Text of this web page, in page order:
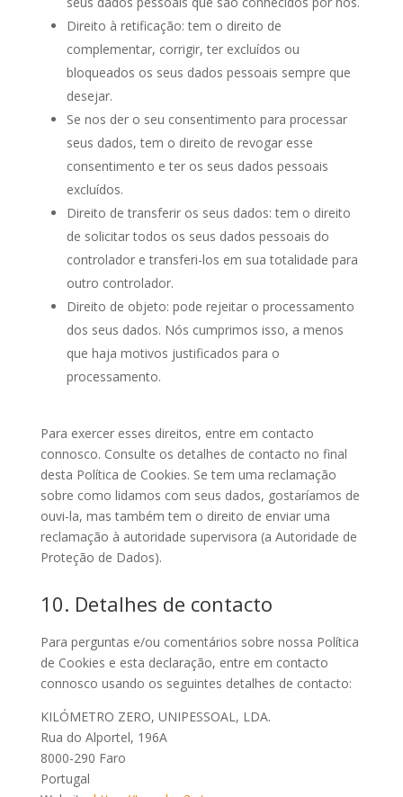
Direito à retificação: tem o direito de
complementar, corrigir, ter excluídos ou
bloqueados os seus dados pessoais sempre que
desejar.
Se nos der o seu consentimento para processar
seus dados, tem o direito de revogar esse
consentimento e ter os seus dados pessoais
excluídos.
Direito de transferir os seus dados: tem o direito
de solicitar todos os seus dados pessoais do
controlador e transferi-los em sua totalidade para
outro controlador.
Direito de objeto: pode rejeitar o processamento
dos seus dados. Nós cumprimos isso, a menos
que haja motivos justificados para o
processamento.
Para exercer esses direitos, entre em contacto
connosco. Consulte os detalhes de contacto no final
desta Política de Cookies. Se tem uma reclamação
sobre como lidamos com seus dados, gostaríamos de
ouvi-la, mas também tem o direito de enviar uma
reclamação à autoridade supervisora (a Autoridade de
Proteção de Dados).
10. Detalhes de contacto
Para perguntas e/ou comentários sobre nossa Política
de Cookies e esta declaração, entre em contacto
connosco usando os seguintes detalhes de contacto:
KILÓMETRO ZERO, UNIPESSOAL, LDA.
Rua do Alportel, 196A
8000-290 Faro
Portugal